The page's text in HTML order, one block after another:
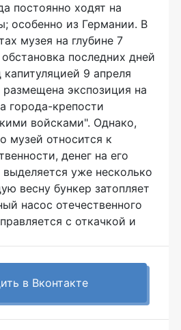
постоянно ходят на
особенно из Германии. В
музея на глубине 7
последних дней
капитуляцией 9 апреля
размещена экспозиция на
города-крепости
войсками". Однако,
музей относится к
денег на его
уже несколько
весну бункер затопляет
насос отечественного
с откачкой и
в Вконтакте